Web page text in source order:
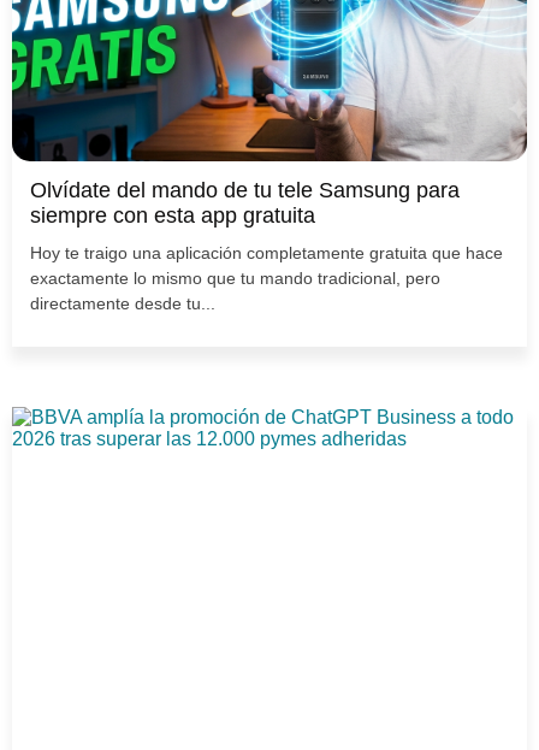
Olvídate del mando de tu tele Samsung para
siempre con esta app gratuita
Hoy te traigo una aplicación completamente gratuita que hace
exactamente lo mismo que tu mando tradicional, pero
directamente desde tu...